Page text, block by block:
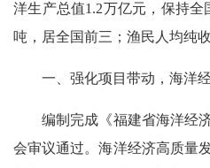
洋生产总值1.2万亿元，保持
吨，居全国前三；渔民人均纯
一、强化项目带动，海洋经
编制完成《福建省海洋经济
会审议通过。海洋经济高质量